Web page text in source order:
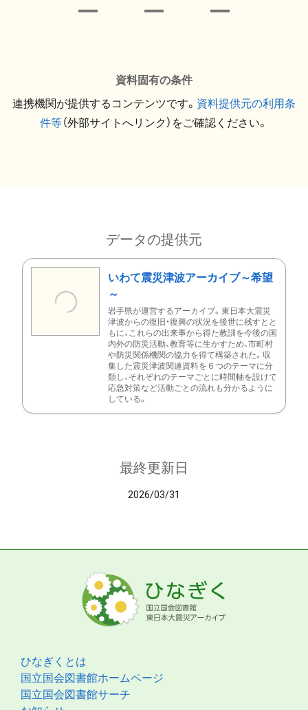
資料固有の条件
連携機関が提供するコンテンツです。 資料提供元の利用条
件等（外部サイトへリンク）をご確認ください。
データの提供元
いわて震災津波アーカイブ～希望
～
岩手県が運営するアーカイブ。東日本大震災
津波からの復旧・復興の状況を後世に残すとと
もに、これらの出来事から得た教訓を今後の国
内外の防災活動、教育等に生かすため、市町村
や防災関係機関の協力を得て構築された。収
集した震災津波関連資料を６つのテーマに分
類し、それぞれのテーマごとに時間軸を設けて
応急対策など活動ごとの流れも分かるように
している。
最終更新日
2026/03/31
ひなぎくとは
国立国会図書館ホームページ
国立国会図書館サーチ